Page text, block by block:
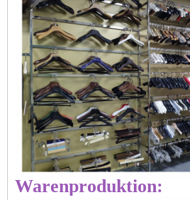
Warenproduktion: